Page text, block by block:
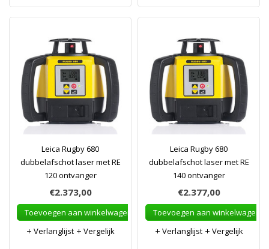
Leica Rugby 680
dubbelafschot laser met RE
120 ontvanger
€2.373,00
Toevoegen aan winkelwagen
Verlanglijst
Vergelijk
Leica Rugby 680
dubbelafschot laser met RE
140 ontvanger
€2.377,00
Toevoegen aan winkelwagen
Verlanglijst
Vergelijk